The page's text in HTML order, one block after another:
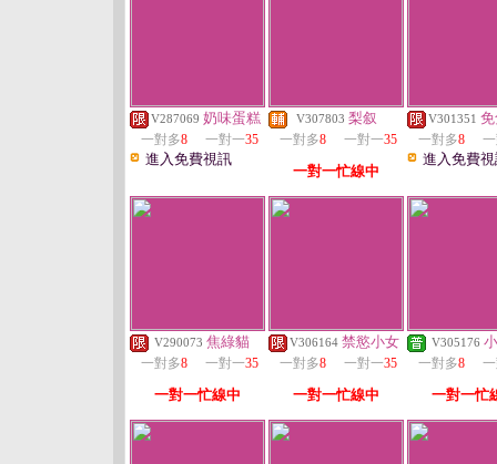
V287069 奶味蛋糕
一對多8 一對一35
進入免費視訊
V307803 梨叙
一對多8 一對一35
一對一忙線中
V301351
一對多8
進入免費
V290073 焦綠貓
一對多8 一對一35
一對一忙線中
V306164 禁慾小女
一對多8 一對一35
一對一忙線中
V305176
一對多8
一對一忙